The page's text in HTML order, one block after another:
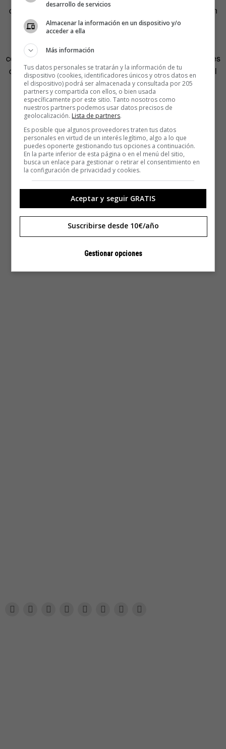
conflictos y situaciones conflictivas y de esa forma puedan
ser capaces de encontrar sus posibles soluciones.
Dinámicas de juego con Lego para fomentar la
comunicación y la creatividad serán otras de las actividades
que se desarrollarán en el taller que se celebrará del 25 al
29 de junio.
desarrollo de servicios
Almacenar la información en un dispositivo y/o
acceder a ella
Más información
Tus datos personales se tratarán y la información de tu
dispositivo (cookies, identificadores únicos y otros datos en
el dispositivo) podrá ser almacenada y consultada por 205
partners y compartida con ellos, o bien usada
específicamente por este sitio. Tanto nosotros como
nuestros partners podemos usar datos precisos de
geolocalización. Lista de partners.
Es posible que algunos proveedores traten tus datos
personales en virtud de un interés legítimo, algo a lo que
puedes oponerte gestionando tus opciones a continuación.
En la parte inferior de esta página o en el menú del sitio,
busca un enlace para gestionar o retirar el consentimiento en
la configuración de privacidad y cookies.
Aceptar y seguir GRATIS
Suscribirse desde 10€/año
Gestionar opciones